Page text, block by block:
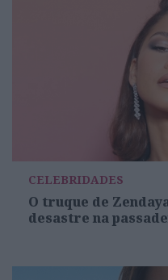
CELEBRIDADES
O truque de
desastre na